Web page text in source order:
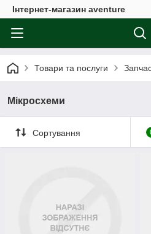
Інтернет-магазин aventure
Товари та послуги
Мікросхеми
Сортування